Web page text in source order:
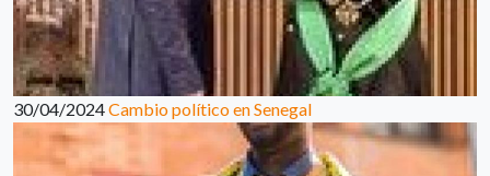
30/04/2024Cambio político en Senegal